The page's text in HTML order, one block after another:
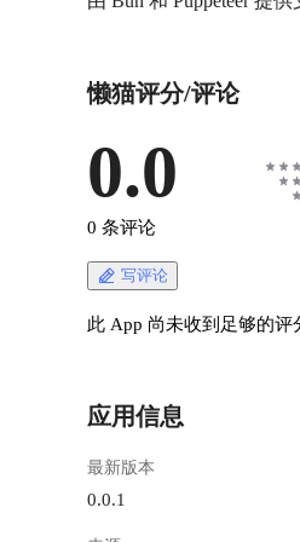
懒猫评分/评论
0.0
0 条评论
写评论
此 App 尚未收到足够的
应用信息
最新版本
0.0.1